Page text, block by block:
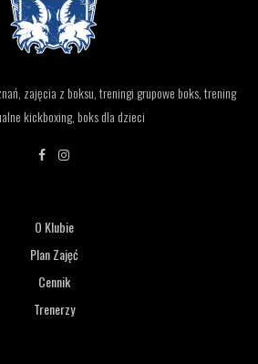
zajęcia z boksu, treningi grupowe boks, trening
kickboxing, boks dla dzieci
O Klubie
Plan Zajęć
Cennik
Trenerzy